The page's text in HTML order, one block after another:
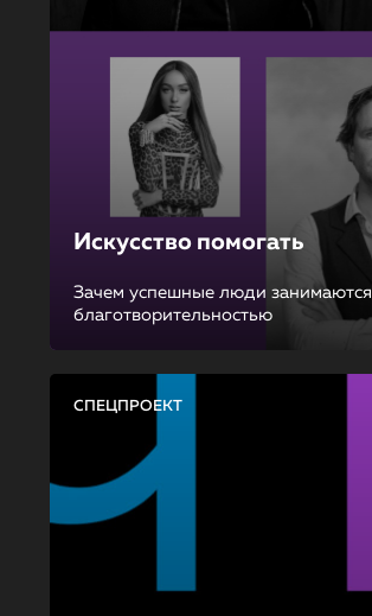
Искусство помогать
Зачем успешные люди занимаются
благотворительностью
СПЕЦПРОЕКТ